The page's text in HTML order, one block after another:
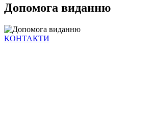
Допомога виданню
КОНТАКТИ